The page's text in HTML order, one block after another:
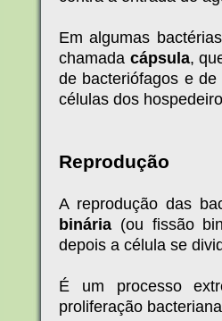
Em algumas
chamada cápsula,
de bacteriófagos e
células dos
Reprodução
A reprodução das
binária (ou fissão
depois a célula se
É um processo
proliferação